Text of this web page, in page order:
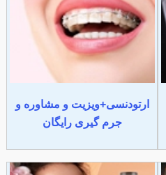
ارتودنسی+ویزیت و مشاوره و
جرم گیری رایگان